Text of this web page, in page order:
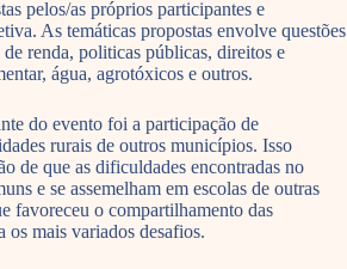
pelos/as próprios participantes e
As temáticas propostas envolve questões
renda, politicas públicas, direitos e
água, agrotóxicos e outros.
do evento foi a participação de
rurais de outros municípios. Isso
de que as dificuldades encontradas no
e se assemelham em escolas de outras
favoreceu o compartilhamento das
os mais variados desafios.